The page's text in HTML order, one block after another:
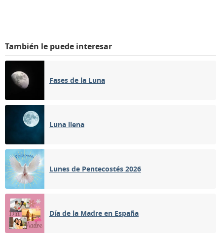
También le puede interesar
Fases de la Luna
Luna llena
Lunes de Pentecostés 2026
Día de la Madre en España